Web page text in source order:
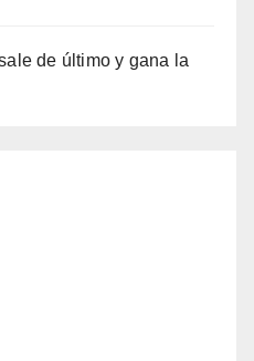
de último y gana la